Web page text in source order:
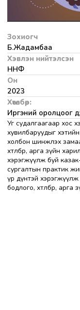
Зохиогч
Б.Жадамбаа
Хэвлэн нийтэлсэн
ННФ
Он
2023
Хөтөлбөр:
Иргэний оролцоог
Уг судалгаагаар хос
хувилбаруудыг
холбон шинжлэх
хөтөлбөр, арга зүйн
хэрэгжүүлж буй
сургалтын практик
үр дүнтэй
бодлого, хөтөлбөр,